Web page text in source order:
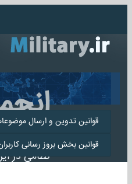
انجمن
نظامی در
قوانین تدوین و ارسال
قوانین بخش بروز رسانی